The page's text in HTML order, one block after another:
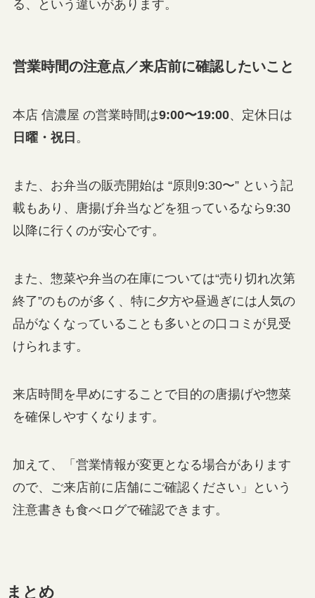
る、という違いがあります。
営業時間の注意点／来店前に確認したいこと
本店 信濃屋 の営業時間は9:00〜19:00、定休日は
日曜・祝日 。
また、お弁当の販売開始は “原則9:30〜” という記
載もあり、唐揚げ弁当などを狙っているなら9:30
以降に行くのが安心です。
また、惣菜や弁当の在庫については“売り切れ次第
終了”のものが多く、特に夕方や昼過ぎには人気の
品がなくなっていることも多いとの口コミが見受
けられます。
来店時間を早めにすることで目的の唐揚げや惣菜
を確保しやすくなります。
加えて、「営業情報が変更となる場合があります
ので、ご来店前に店舗にご確認ください」という
注意書きも食べログで確認できます。
まとめ